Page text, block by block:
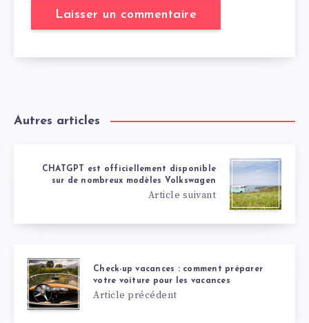
Autres articles
CHATGPT est officiellement disponible
sur de nombreux modèles Volkswagen
Article suivant
Check-up vacances : comment préparer
votre voiture pour les vacances
Article précédent